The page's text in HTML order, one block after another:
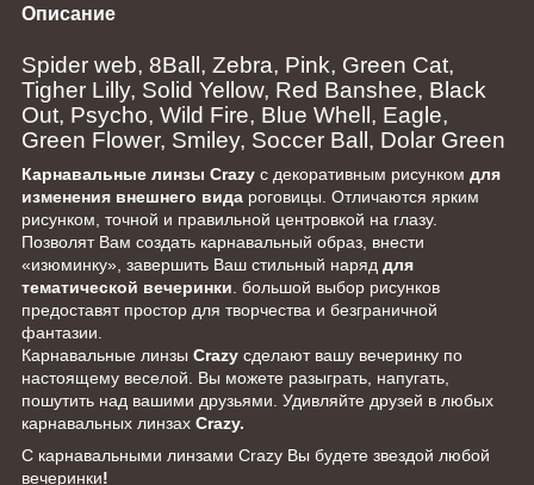
Описание
Spider web, 8Ball, Zebra, Pink, Green Cat,
Tigher Lilly, Solid Yellow, Red Banshee, Black
Out, Psycho, Wild Fire, Blue Whell, Eagle,
Green Flower, Smiley, Soccer Ball, Dolar Green
Карнавальные линзы Crazy с декоративным рисунком для
изменения внешнего вида роговицы. Отличаются ярким
рисунком, точной и правильной центровкой на глазу.
Позволят Вам создать карнавальный образ, внести
«изюминку», завершить Ваш стильный наряд для
тематической вечеринки . большой выбор рисунков
предоставят простор для творчества и безграничной
фантазии.
Карнавальные линзы Crazy сделают вашу вечеринку по
настоящему веселой. Вы можете разыграть, напугать,
пошутить над вашими друзьями. Удивляйте друзей в любых
карнавальных линзах Crazy.
С карнавальными линзами Crazy Вы будете звездой любой
вечеринки!